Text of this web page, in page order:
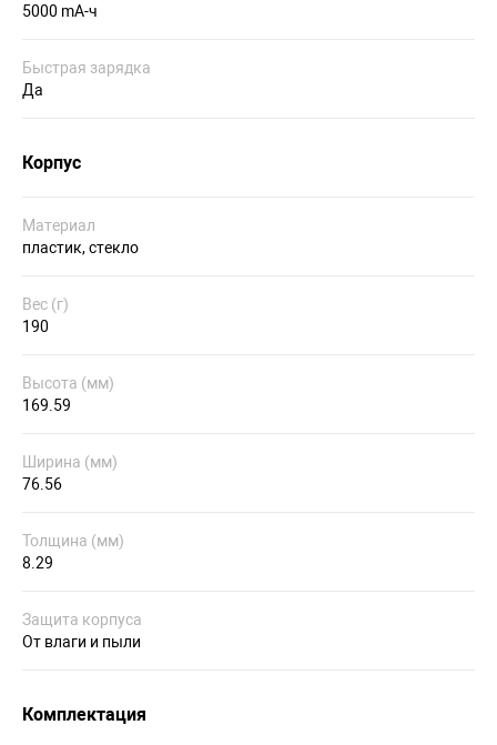
5000 mA-ч
Быстрая зарядка
Да
Корпус
Материал
пластик, стекло
Вес (г)
190
Высота (мм)
169.59
Ширина (мм)
76.56
Толщина (мм)
8.29
Защита корпуса
От влаги и пыли
Комплектация